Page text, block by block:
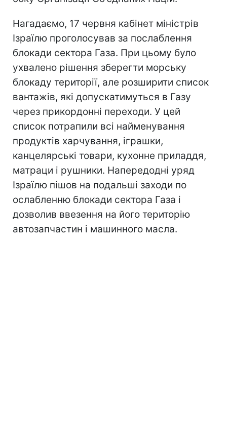
Нагадаємо, 17 червня кабінет міністрів
Ізраїлю проголосував за послаблення
блокади сектора Газа. При цьому було
ухвалено рішення зберегти морську
блокаду території, але розширити список
вантажів, які допускатимуться в Газу
через прикордонні переходи. У цей
список потрапили всі найменування
продуктів харчування, іграшки,
канцелярські товари, кухонне приладдя,
матраци і рушники. Напередодні уряд
Ізраїлю пішов на подальші заходи по
ослабленню блокади сектора Газа і
дозволив ввезення на його територію
автозапчастин і машинного масла.